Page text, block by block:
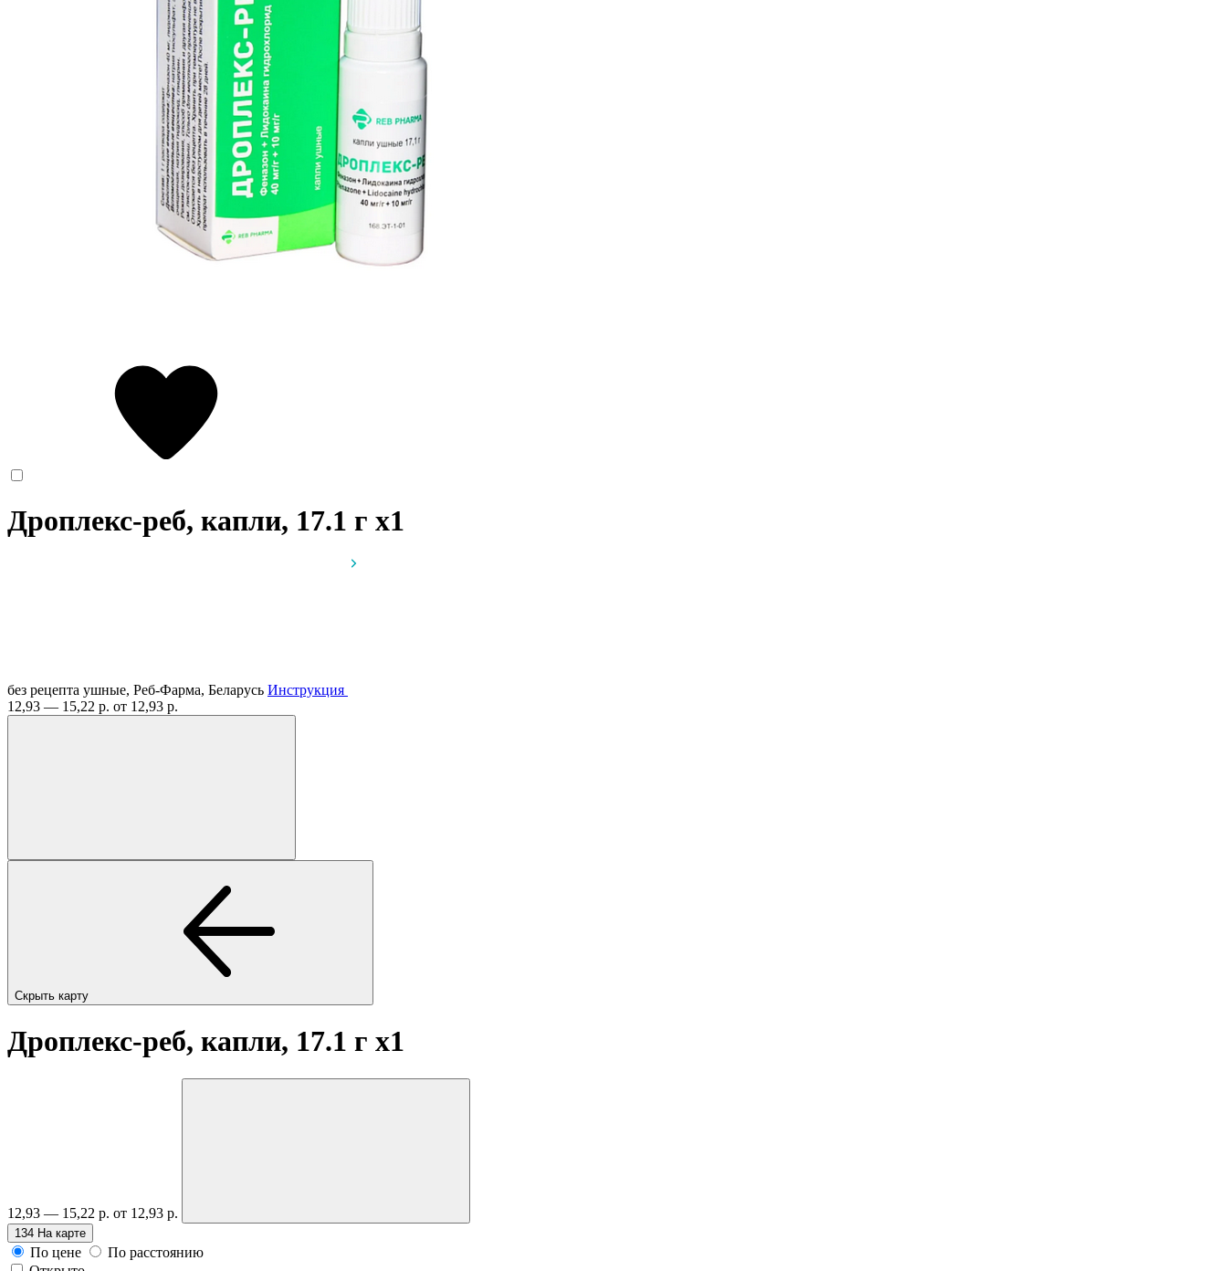
Дроплекс-реб, капли, 17.1 г x1
без рецепта ушные, Реб-Фарма, Беларусь Инструкция
12,93 — 15,22 р. от 12,93 р.
Скрыть карту
Дроплекс-реб, капли, 17.1 г x1
12,93 — 15,22 р. от 12,93 р.
134 На карте
По цене
По расстоянию